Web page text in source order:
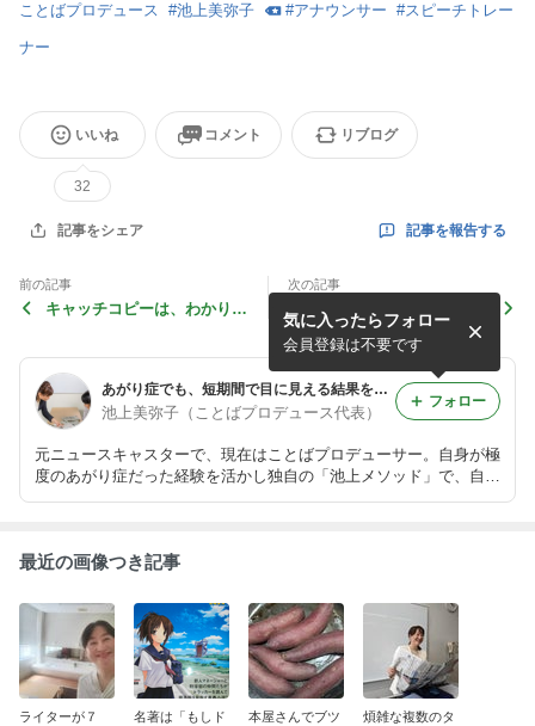
ことばプロデュース #池上美弥子 #アナウンサー #スピーチトレー
ナー
いいね
32
コメント リブログ
記事をシェア 記事を報告する
前の記事
キャッチコピーは、わかりや
次の記事
あがり症でも、短期間で目に見える結果を出す。
池上美弥子（ことばプロデュース代表）
元ニュースキャスターで、現在はことばプロデューサー。自身が極
度のあがり症だった経験を活かし独自の「池上メソッド」で、自分
のことばで説得力のある話が出来るレッスンをしています。詳細は
気に入ったらフォロー
会員登録は不要です
フォロー
最近の画像つき記事
ライターが７
名著は「もしド
本屋さんでブツ
煩雑な複数のタ